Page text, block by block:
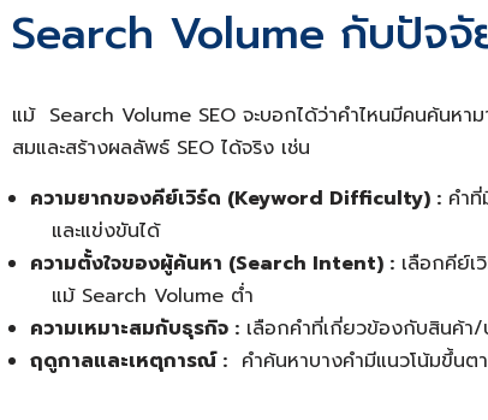
Search Volume กับปัจจั
แม้ Search Volume SEO จะบอกได้ว่าคำไหนมีคนค้นหา
สมและสร้างผลลัพธ์ SEO ได้จริง เช่น
ความยากของคีย์เวิร์ด (Keyword Difficulty) : คำ
และแข่งขันได้
ความตั้งใจของผู้ค้นหา (Search Intent) : เลือกคีย์เ
แม้ Search Volume ต่ำ
ความเหมาะสมกับธุรกิจ : เลือกคำที่เกี่ยวข้องกับสินค้
ฤดูกาลและเหตุการณ์ : คำค้นหาบางคำมีแนวโน้มขึ้นต